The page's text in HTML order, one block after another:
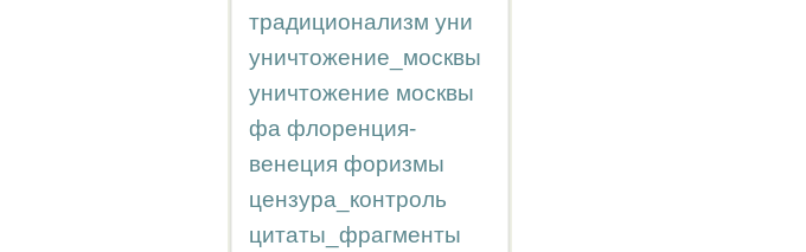
традиционализм уни
уничтожение_москвы
уничтожение москвы
фа флоренция-
венеция форизмы
цензура_контроль
цитаты_фрагменты